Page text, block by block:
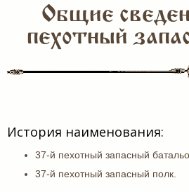
Общие
пехотный
История наименования:
37-й пехотный запасный
37-й пехотный запасный полк.